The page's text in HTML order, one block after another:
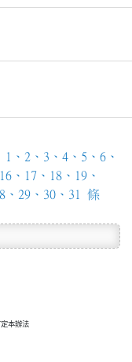
、2、3、4、5、6、
、17、18、19、
、29、30、31 條
本辦法